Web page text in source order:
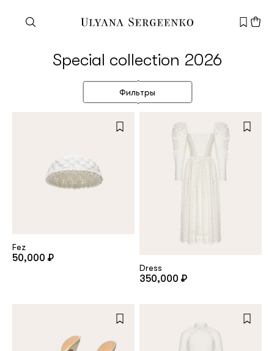
Need help?
Customer service+7 495 105 70 25
support@ulyanasergeenko.com
customer
Special collection 2026
Фильтры
Fez
50,000 ₽
Dress
350,000 ₽